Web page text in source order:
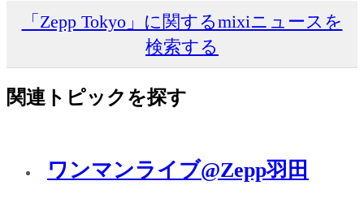
「Zepp Tokyo」に関するmixiニュースを
検索する
関連トピックを探す
ワンマンライブ@Zepp羽田